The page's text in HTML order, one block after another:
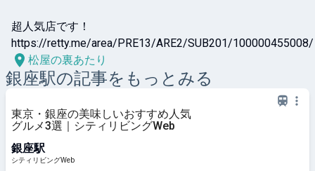
超人気店です！
https://retty.me/area/PRE13/ARE2/SUB201/100000455008/
松屋の裏あたり
銀座駅の記事をもっとみる
東京・銀座の美味しいおすすめ人気
グルメ3選｜シティリビングWeb
銀座駅
シティリビングWeb